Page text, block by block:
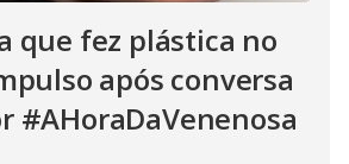
que fez plástica no
após conversa
#AHoraDaVenenosa